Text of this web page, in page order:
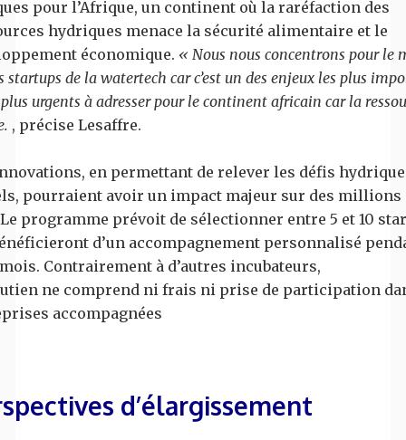
pour l’Afrique, un continent où la raréfaction des
hydriques menace la sécurité alimentaire et le
économique. « Nous nous concentrons pour le
startups de la watertech car c’est un des enjeux les plus
urgents à adresser pour le continent africain car la
, précise Lesaffre.
en permettant de relever les défis
pourraient avoir un impact majeur sur des millions
programme prévoit de sélectionner entre 5 et 10
d’un accompagnement personnalisé
Contrairement à d’autres incubateurs,
ne comprend ni frais ni prise de participation
accompagnées
d’élargissement